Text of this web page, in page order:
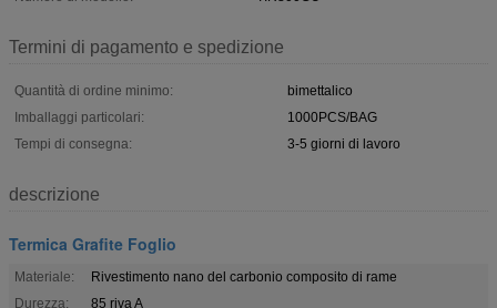
Termini di pagamento e spedizione
Quantità di ordine minimo:
bimettalico
Imballaggi particolari:
1000PCS/BAG
Tempi di consegna:
3-5 giorni di lavoro
descrizione
Termica Grafite Foglio
Materiale:
Rivestimento nano del carbonio composito di rame
Durezza:
85 riva A